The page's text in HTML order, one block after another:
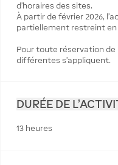
d’horaires des sites.
À partir de février 2026,
partiellement restreint en
Pour toute réservation de
différentes s’appliquent.
DURÉE DE
13 heures